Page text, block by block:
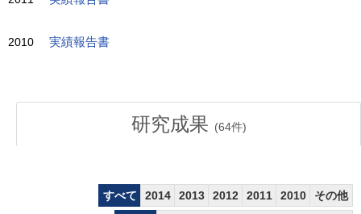
2010 実績報告書
研究成果 (64件)
すべて 2014 2013 2012 2011 2010
その他